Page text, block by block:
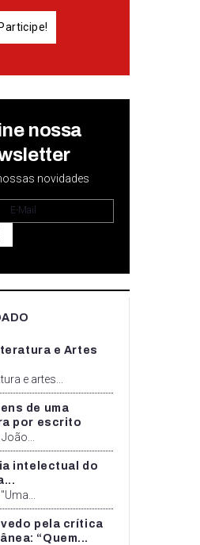
nossa
novidades
e Artes
e artes...
de uma
por escrito
intelectual do
pela crítica
“Quem...